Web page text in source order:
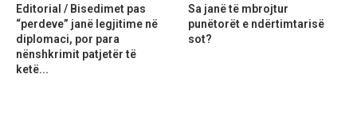
Editorial / Bisedimet pas
“perdeve” janë legjitime në
diplomaci, por para
nënshkrimit patjetër të
ketë...
Sa janë të mbrojtur
punëtorët e ndërtimtarisë
sot?